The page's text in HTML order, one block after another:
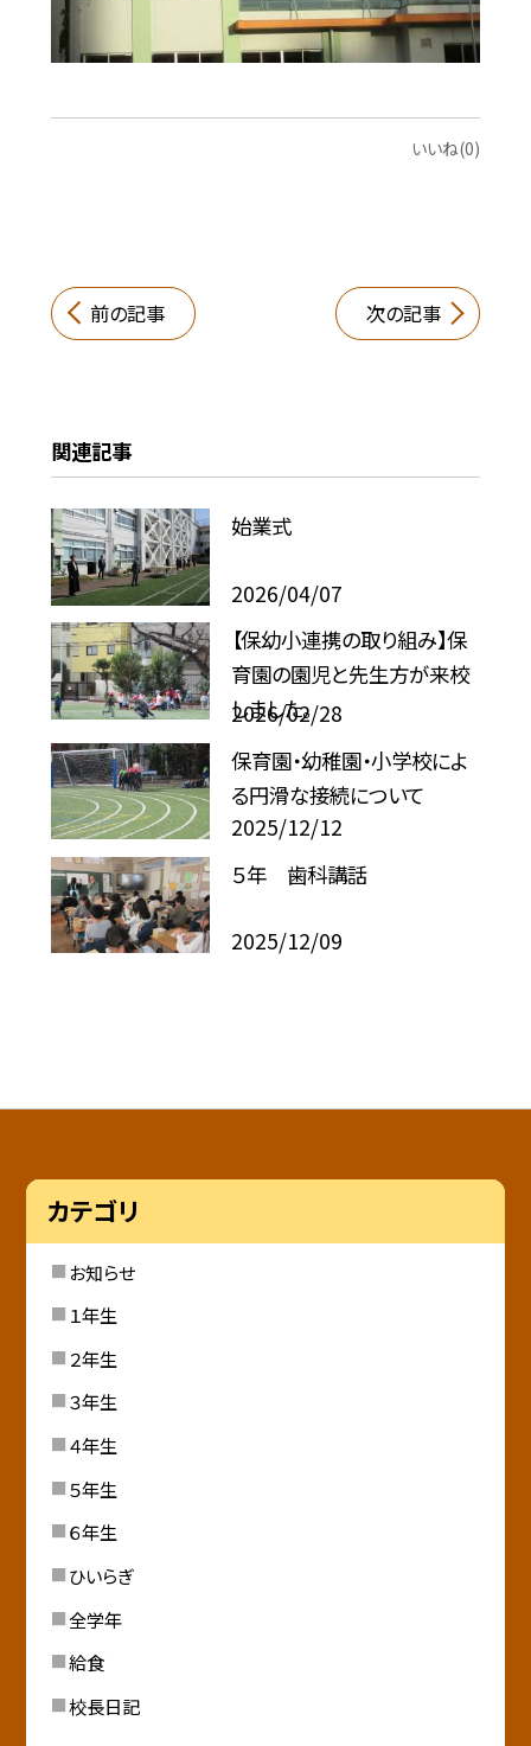
いいね(0)
前の記事 次の記事
関連記事
始業式
2026/04/07
【保幼小連携の取り組み】保
育園の園児と先生方が来校
しました。
2026/02/28
保育園・幼稚園・小学校によ
る円滑な接続について
2025/12/12
５年 歯科講話
2025/12/09
カテゴリ
お知らせ
１年生
２年生
３年生
４年生
５年生
６年生
ひいらぎ
全学年
給食
校長日記